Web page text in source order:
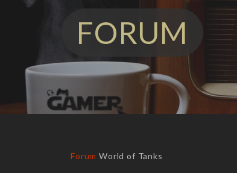
FORUM
Forum World of Tanks